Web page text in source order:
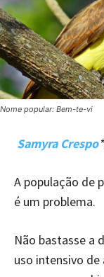
Nome popular: Bem-te-vi
Samyra Crespo*
A população de
é um problema.
Não bastasse a
uso intensivo